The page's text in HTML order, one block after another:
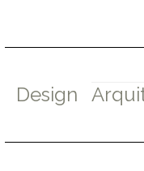
Design